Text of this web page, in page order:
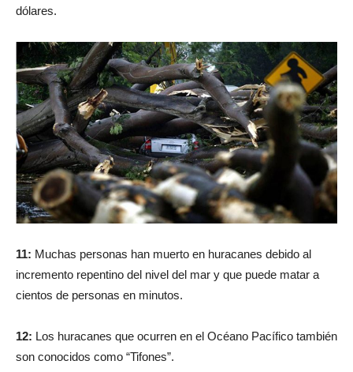
dólares.
11: Muchas personas han muerto en huracanes debido al
incremento repentino del nivel del mar y que puede matar a
cientos de personas en minutos.
12: Los huracanes que ocurren en el Océano Pacífico también
son conocidos como “Tifones”.